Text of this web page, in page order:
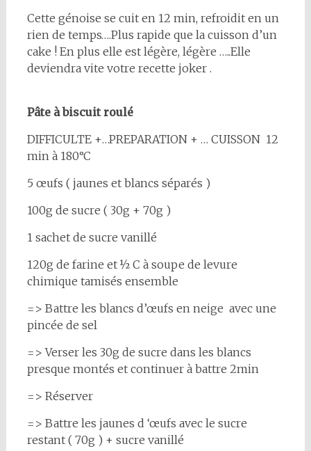
Cette génoise se cuit en 12 min, refroidit en un
rien de temps….Plus rapide que la cuisson d’un
cake ! En plus elle est légère, légère …..Elle
deviendra vite votre recette joker .
Pâte à biscuit roulé
DIFFICULTE +…PREPARATION + … CUISSON 12
min à 180°C
5 œufs ( jaunes et blancs séparés )
100g de sucre ( 30g + 70g )
1 sachet de sucre vanillé
120g de farine et ½ C à soupe de levure
chimique tamisés ensemble
=> Battre les blancs d’œufs en neige avec une
pincée de sel
=> Verser les 30g de sucre dans les blancs
presque montés et continuer à battre 2min
=> Réserver
=> Battre les jaunes d ‘œufs avec le sucre
restant ( 70g ) + sucre vanillé